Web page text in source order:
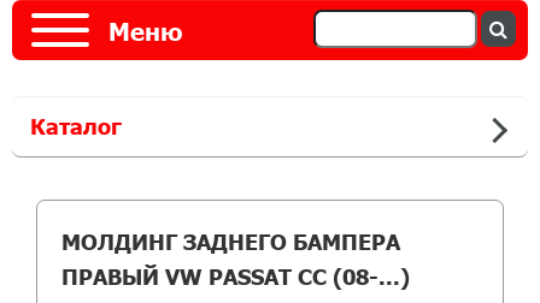
Меню
Каталог
МОЛДИНГ ЗАДНЕГО БАМПЕРА
ПРАВЫЙ VW PASSAT CC (08-...)